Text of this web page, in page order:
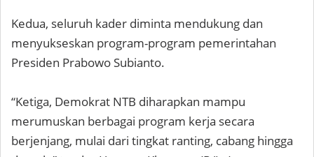
Kedua, seluruh kader diminta mendukung dan
menyukseskan program-program pemerintahan
Presiden Prabowo Subianto.
“Ketiga, Demokrat NTB diharapkan mampu
merumuskan berbagai program kerja secara
berjenjang, mulai dari tingkat ranting, cabang hingga